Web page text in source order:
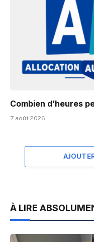
Combien d’heures
7 août 2026
À LIRE